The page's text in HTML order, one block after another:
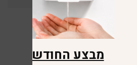
מבצע החודש